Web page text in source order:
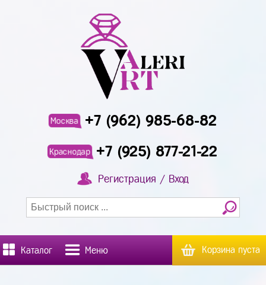
Москва +7 (962) 985-68-82
Краснодар +7 (925) 877-21-22
Регистрация / Вход
Каталог Меню Корзина пуста